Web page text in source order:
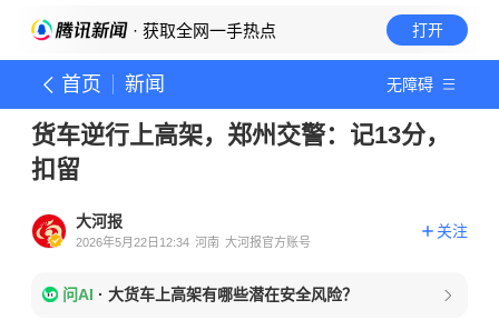
· 获取全网一手热点 打开
首页 新闻 无障碍
货车逆行上高架，郑州交警：记13分，
扣留
大河报
2026年5月22日12:34 河南 大河报官方账号
关注
问AI · 大货车上高架有哪些潜在安全风险？